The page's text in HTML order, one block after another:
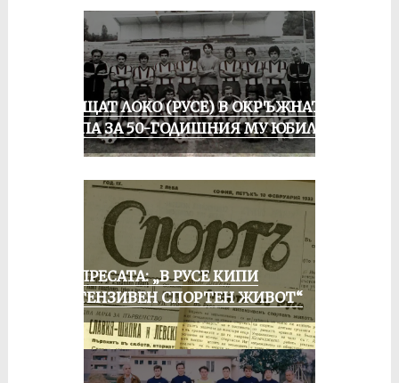
ПРАЩАТ ЛОКО (РУСЕ) В ОКРЪЖНАТА
ГРУПА ЗА 50-ГОДИШНИЯ МУ ЮБИЛЕЙ
ОТ ПРЕСАТА: „В РУСЕ КИПИ
ИНТЕНЗИВЕН СПОРТЕН ЖИВОТ“